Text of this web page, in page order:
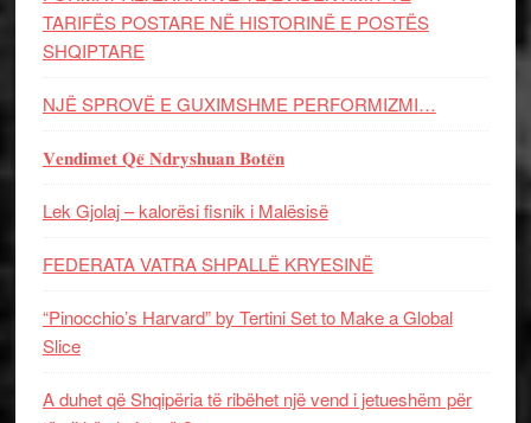
TARIFËS POSTARE NË HISTORINË E POSTËS
SHQIPTARE
NJË SPROVË E GUXIMSHME PERFORMIZMI…
𝐕𝐞𝐧𝐝𝐢𝐦𝐞𝐭 𝐐𝐞̈ 𝐍𝐝𝐫𝐲𝐬𝐡𝐮𝐚𝐧 𝐁𝐨𝐭𝐞̈𝐧
Lek Gjolaj – kalorësi fisnik i Malësisë
FEDERATA VATRA SHPALLË KRYESINË
“Pinocchio’s Harvard” by Tertini Set to Make a Global
Slice
A duhet që Shqipëria të ribëhet një vend i jetueshëm për